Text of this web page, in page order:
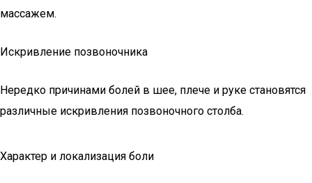
массажем.
Искривление позвоночника
Нередко причинами болей в шее, плече и руке становятся
различные искривления позвоночного столба.
Характер и локализация боли